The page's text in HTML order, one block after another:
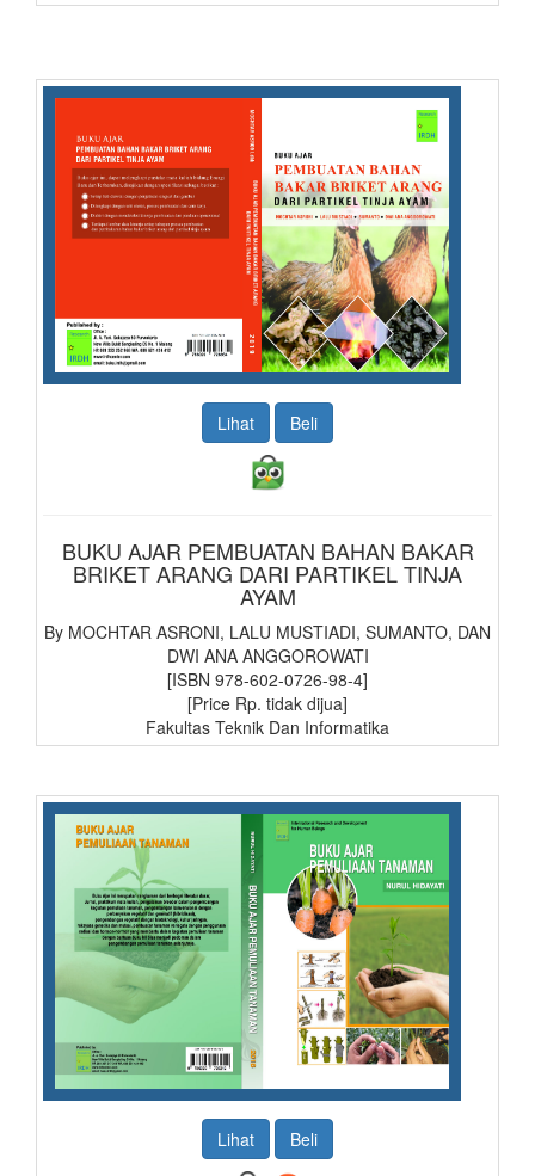
Lihat Beli
BUKU AJAR PEMBUATAN BAHAN BAKAR
BRIKET ARANG DARI PARTIKEL TINJA
AYAM
By MOCHTAR ASRONI, LALU MUSTIADI, SUMANTO, DAN
DWI ANA ANGGOROWATI
[ISBN 978-602-0726-98-4]
[Price Rp. tidak dijua]
Fakultas Teknik Dan Informatika
Lihat Beli